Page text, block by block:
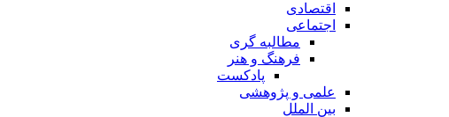
اقتصادی
اجتماعی
مطالبه گری
فرهنگ و هنر
پادکست
علمی و پژوهشی
بین الملل